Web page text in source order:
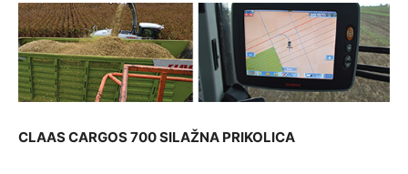
CLAAS CARGOS 700 SILAŽNA PRIKOLICA